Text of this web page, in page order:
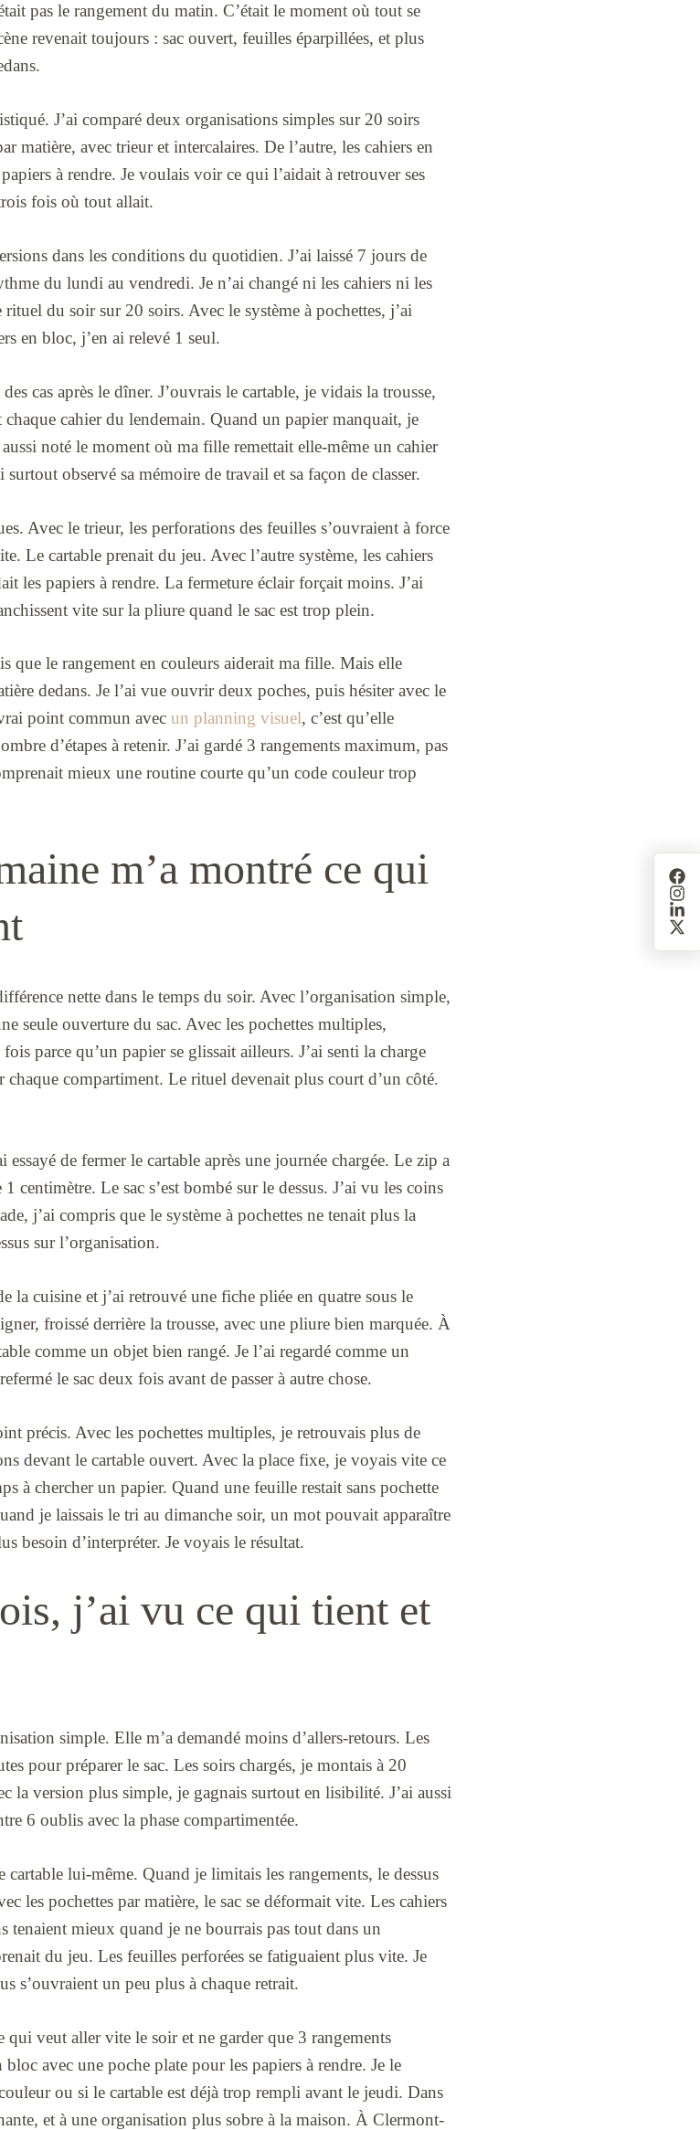
pas le rangement du matin. C’était le moment où tout se
revenait toujours : sac ouvert, feuilles éparpillées, et plus
J’ai comparé deux organisations simples sur 20 soirs
matière, avec trieur et intercalaires. De l’autre, les cahiers en
à rendre. Je voulais voir ce qui l’aidait à retrouver ses
fois où tout allait.
dans les conditions du quotidien. J’ai laissé 7 jours de
du lundi au vendredi. Je n’ai changé ni les cahiers ni les
du soir sur 20 soirs. Avec le système à pochettes, j’ai
en bloc, j’en ai relevé 1 seul.
cas après le dîner. J’ouvrais le cartable, je vidais la trousse,
cahier du lendemain. Quand un papier manquait, je
noté le moment où ma fille remettait elle-même un cahier
observé sa mémoire de travail et sa façon de classer.
Avec le trieur, les perforations des feuilles s’ouvraient à force
Le cartable prenait du jeu. Avec l’autre système, les cahiers
les papiers à rendre. La fermeture éclair forçait moins. J’ai
vite sur la pliure quand le sac est trop plein.
que le rangement en couleurs aiderait ma fille. Mais elle
dedans. Je l’ai vue ouvrir deux poches, puis hésiter avec le
point commun avec un planning visuel, c’est qu’elle
d’étapes à retenir. J’ai gardé 3 rangements maximum, pas
mieux une routine courte qu’un code couleur trop
m’a montré ce qui
nette dans le temps du soir. Avec l’organisation simple,
seule ouverture du sac. Avec les pochettes multiples,
parce qu’un papier se glissait ailleurs. J’ai senti la charge
chaque compartiment. Le rituel devenait plus court d’un côté.
de fermer le cartable après une journée chargée. Le zip a
centimètre. Le sac s’est bombé sur le dessus. J’ai vu les coins
j’ai compris que le système à pochettes ne tenait plus la
sur l’organisation.
la cuisine et j’ai retrouvé une fiche pliée en quatre sous le
froissé derrière la trousse, avec une pliure bien marquée. À
comme un objet bien rangé. Je l’ai regardé comme un
le sac deux fois avant de passer à autre chose.
précis. Avec les pochettes multiples, je retrouvais plus de
devant le cartable ouvert. Avec la place fixe, je voyais vite ce
à chercher un papier. Quand une feuille restait sans pochette
je laissais le tri au dimanche soir, un mot pouvait apparaître
besoin d’interpréter. Je voyais le résultat.
j’ai vu ce qui tient et
simple. Elle m’a demandé moins d’allers-retours. Les
pour préparer le sac. Les soirs chargés, je montais à 20
la version plus simple, je gagnais surtout en lisibilité. J’ai aussi
6 oublis avec la phase compartimentée.
cartable lui-même. Quand je limitais les rangements, le dessus
les pochettes par matière, le sac se déformait vite. Les cahiers
tenaient mieux quand je ne bourrais pas tout dans un
du jeu. Les feuilles perforées se fatiguaient plus vite. Je
s’ouvraient un peu plus à chaque retrait.
veut aller vite le soir et ne garder que 3 rangements
avec une poche plate pour les papiers à rendre. Je le
ou si le cartable est déjà trop rempli avant le jeudi. Dans
et à une organisation plus sobre à la maison. À Clermont-